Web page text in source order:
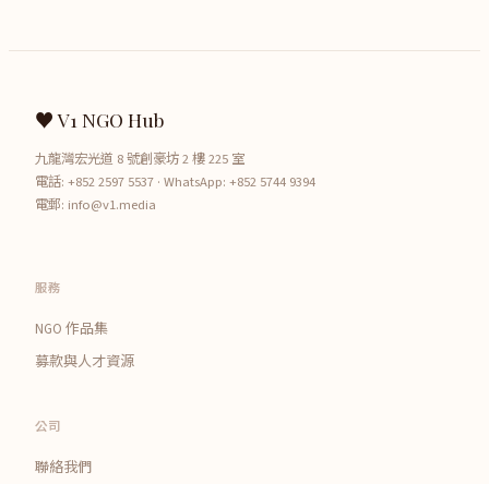
♥ V1 NGO Hub
九龍灣宏光道 8 號創豪坊 2 樓 225 室
電話: +852 2597 5537 · WhatsApp: +852 5744 9394
電郵: info@v1.media
服務
NGO 作品集
募款與人才資源
公司
聯絡我們